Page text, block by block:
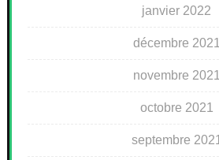
janvier 2022
décembre 2021
novembre 2021
octobre 2021
septembre 2021